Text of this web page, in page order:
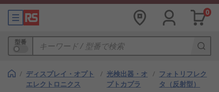
0
型番
/ ディスプレイ・オプト
エレクトロニクス
/ 光検出器・オ
プトカプラ
/ フォトリフレク
タ（反射型）